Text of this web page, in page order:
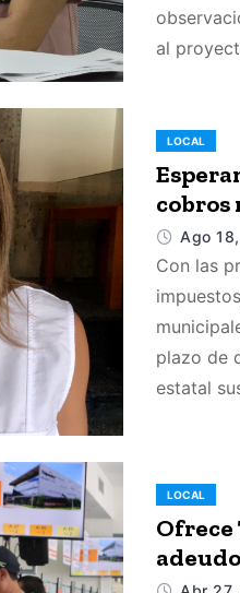
al
LOCAL
cobros
Ago
Con las
plazo de
estatal
LOCAL
Ofrece